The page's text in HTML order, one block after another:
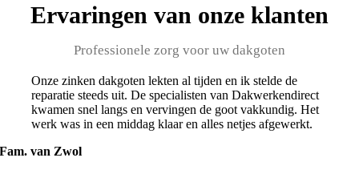
Ervaringen van onze klanten
Professionele zorg voor uw dakgoten
Onze zinken dakgoten lekten al tijden en ik stelde de
reparatie steeds uit. De specialisten van Dakwerkendirect
kwamen snel langs en vervingen de goot vakkundig. Het
werk was in een middag klaar en alles netjes afgewerkt.
Fam. van Zwol